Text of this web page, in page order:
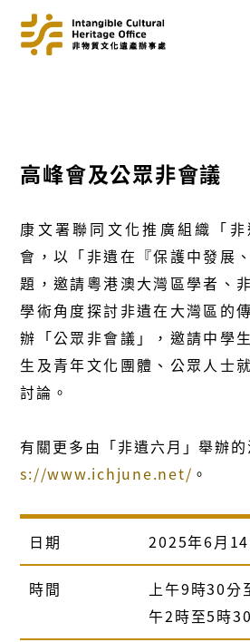
高峰會及公眾非會議
康文署聯同文化推廣組織「
會，以「非遺在『保護中發展
題，邀請粵港澳大灣區學者、
學術角度探討非遺在大灣區的
辦「公眾非會議」，邀請中學
生及青年文化團體、公眾人士
討論。
有關更多由「非遺六月」舉辦
s://www.ichjune.net/ 。
日期 2025年6月14
時間
上午9時30分
午2時至5時